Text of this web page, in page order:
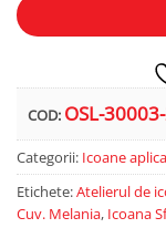
COD: OSL-
Categorii: Icoane
Etichete:Atelierul de
Cuv. Melania, Icoana